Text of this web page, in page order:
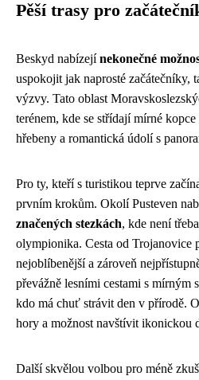
Pěší trasy pro
Beskyd nabízejínekonečné
uspokojit jak naprosté začátečníky,
výzvy. Tato oblast
terénem, kde se střídají mírné
hřebeny a romantická údolí s
Pro ty, kteří s turistikou teprve
prvním krokům. Okolí Pusteven
značených stezkách, kde není
olympionika. Cesta od Trojanovice
nejoblíbenější a zároveň
převážně lesními cestami s mírným
kdo má chuť strávit den v přírodě.
hory a možnost navštívit ikonickou
Další skvělou volbou pro méně